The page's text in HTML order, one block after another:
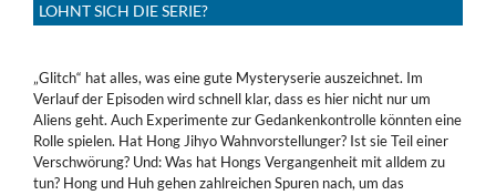
LOHNT SICH DIE SERIE?
„Glitch“ hat alles, was eine gute Mysteryserie auszeichnet. Im
Verlauf der Episoden wird schnell klar, dass es hier nicht nur um
Aliens geht. Auch Experimente zur Gedankenkontrolle könnten eine
Rolle spielen. Hat Hong Jihyo Wahnvorstellunger? Ist sie Teil einer
Verschwörung? Und: Was hat Hongs Vergangenheit mit alldem zu
tun? Hong und Huh gehen zahlreichen Spuren nach, um das